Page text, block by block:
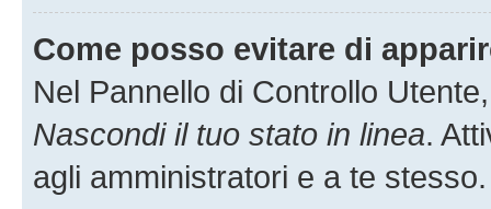
Come posso evitare di
Nel Pannello di Controllo
Nascondi il tuo stato in linea.
agli amministratori e a te